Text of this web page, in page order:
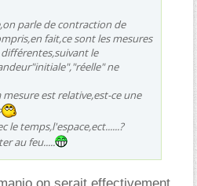
parle de contraction de
fait,ce sont les mesures
le
ne
mesure est relative,est-ce une
le temps,l'espace,ect......?
au feu.....